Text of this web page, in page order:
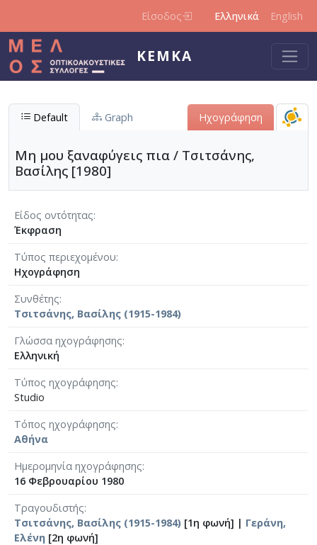
Είσοδος Ελληνικά English
ΚΕΜΚΑ
Default Graph Ηχογράφηση
Μη μου ξαναφύγεις πια / Τσιτσάνης,
Βασίλης [1980]
Είδος οντότητας
Έκφραση
Τύπος περιεχομένου
Ηχογράφηση
Συνθέτης
Τσιτσάνης, Βασίλης (1915-1984)
Γλώσσα ηχογράφησης
Ελληνική
Τύπος ηχογράφησης
Studio
Τόπος ηχογράφησης
Αθήνα
Ημερομηνία ηχογράφησης
16 Φεβρουαρίου 1980
Τραγουδιστής
Τσιτσάνης, Βασίλης (1915-1984) [1η φωνή] | Γεράνη,
Ελένη [2η φωνή]